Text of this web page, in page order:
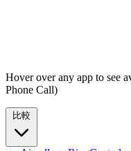
Hover over any app to see
Phone Call)